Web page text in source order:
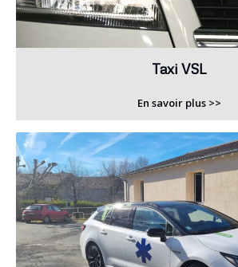
Taxi VSL
En savoir plus >>